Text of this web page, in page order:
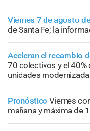
Viernes 7 de agosto
de Santa Fe; la
Aceleran el recambio
70 colectivos y el 40%
unidades
Pronóstico Viernes
mañana y máxima de